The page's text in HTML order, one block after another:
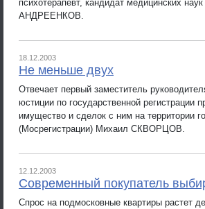
психотерапевт, кандидат медицинских
АНДРЕЕНКОВ.
18.12.2003
Не меньше двух
Отвечает первый заместитель
юстиции по государственной регистрации
имущество и сделок с ним на территории
(Мосрегистрации) Михаил СКВОРЦОВ.
12.12.2003
Современный покупатель
Спрос на подмосковные квартиры растет